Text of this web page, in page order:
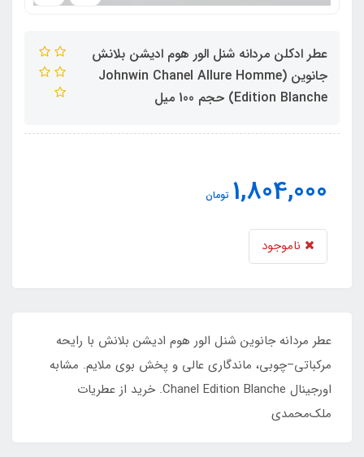
عطر ادکلن مردانه شنل الور هوم ادیشن بلانش
جانوین (Johnwin Chanel Allure Homme
Edition Blanche) حجم 100 میل
1,804,000 تومان
ناموجود
عطر مردانه جانوین شنل الور هوم ادیشن بلانش با رایحه
مرکباتی–چوبی، ماندگاری عالی و پخش بوی ملایم. مشابه
اورجینال Chanel Edition Blanche. خرید از عطریات
ملک‌محمدی